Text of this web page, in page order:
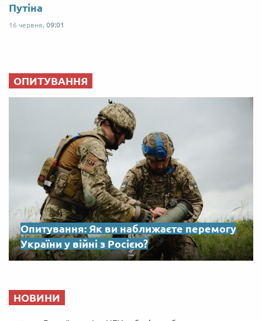
Путіна
16 червня, 09:01
ОПИТУВАННЯ
Опитування: Як ви наближаєте перемогу
України у війні з Росією?
НОВИНИ